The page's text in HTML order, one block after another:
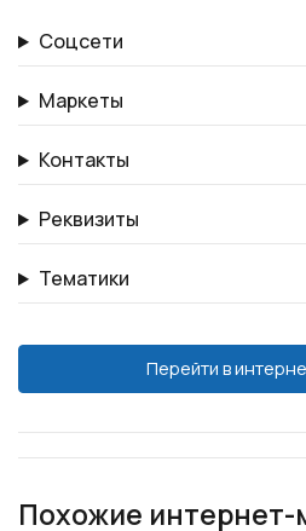
Соцсети
Маркеты
Контакты
Реквизиты
Тематики
Перейти в
Похожие интернет-